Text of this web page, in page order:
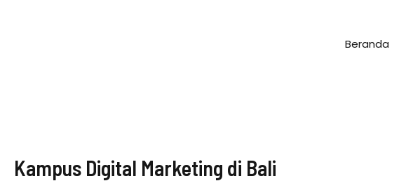
Beranda
Kampus Digital Marketing di Bali